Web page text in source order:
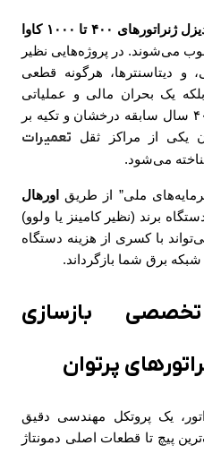
ژنراتورهای ۴۰۰ تا ۱۰۰۰ کاوا
می‌شوند. در پروژه‌هایی نظیر
و دیتاسنترها، هرگونه قطعی
یک بحران مالی و عملیاتی
با بیش از ۴۰ سال سابقه درخشان و تکیه بر
یکی از مراکز ثقل تعمیرات
می‌شود.
ملی” از طریق
اورهال
برند (نظیر کامینز یا ولوو)
با کسری از هزینه دستگاه
شبکه برق شما بازگرداند.
بازسازی
یک پروتکل مهندسی دقیق
پیچ تا قطعات اصلی دمونتاژ